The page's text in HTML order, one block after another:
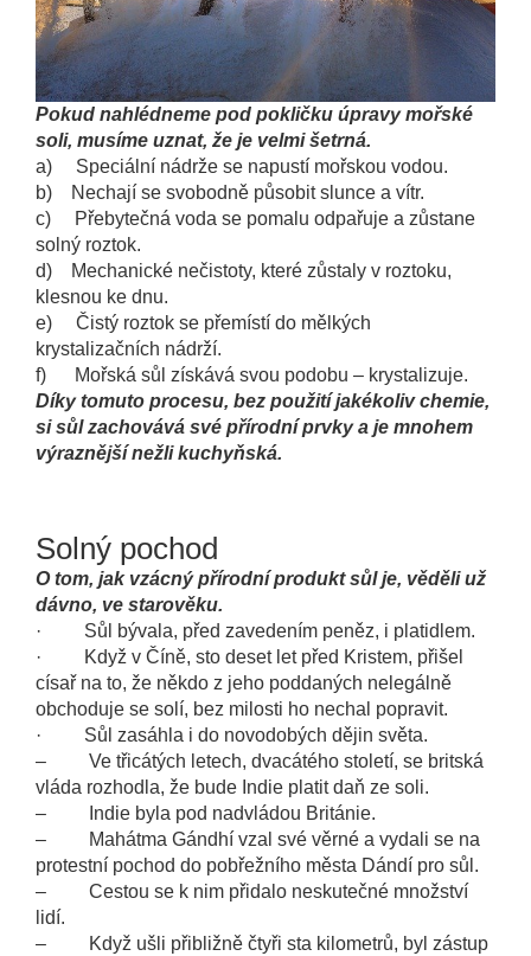
Pokud nahlédneme pod pokličku úpravy mořské
soli, musíme uznat, že je velmi šetrná.
a) Speciální nádrže se napustí mořskou vodou.
b) Nechají se svobodně působit slunce a vítr.
c) Přebytečná voda se pomalu odpařuje a zůstane
solný roztok.
d) Mechanické nečistoty, které zůstaly v roztoku,
klesnou ke dnu.
e) Čistý roztok se přemístí do mělkých
krystalizačních nádrží.
f) Mořská sůl získává svou podobu – krystalizuje.
Díky tomuto procesu, bez použití jakékoliv chemie,
si sůl zachovává své přírodní prvky a je mnohem
výraznější nežli kuchyňská.
Solný pochod
O tom, jak vzácný přírodní produkt sůl je, věděli už
dávno, ve starověku.
· Sůl bývala, před zavedením peněz, i platidlem.
· Když v Číně, sto deset let před Kristem, přišel
císař na to, že někdo z jeho poddaných nelegálně
obchoduje se solí, bez milosti ho nechal popravit.
· Sůl zasáhla i do novodobých dějin světa.
– Ve třicátých letech, dvacátého století, se britská
vláda rozhodla, že bude Indie platit daň ze soli.
– Indie byla pod nadvládou Británie.
– Mahátma Gándhí vzal své věrné a vydali se na
protestní pochod do pobřežního města Dándí pro sůl.
– Cestou se k nim přidalo neskutečné množství
lidí.
– Když ušli přibližně čtyři sta kilometrů, byl zástup